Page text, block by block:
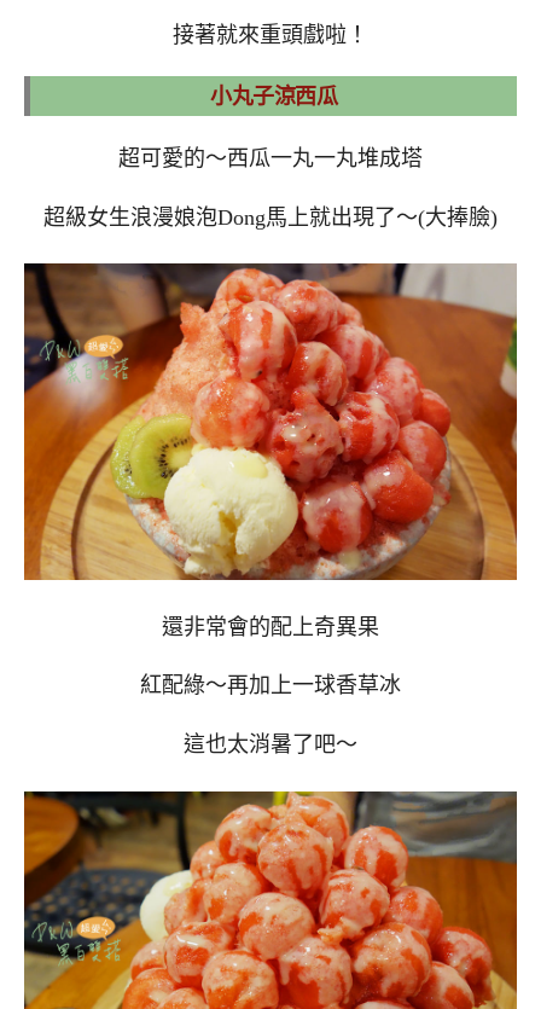
接著就來重頭戲啦！
小丸子涼西瓜
超可愛的～西瓜一丸一丸堆成塔
超級女生浪漫娘泡Dong馬上就出現了～(大捧臉)
還非常會的配上奇異果
紅配綠～再加上一球香草冰
這也太消暑了吧～